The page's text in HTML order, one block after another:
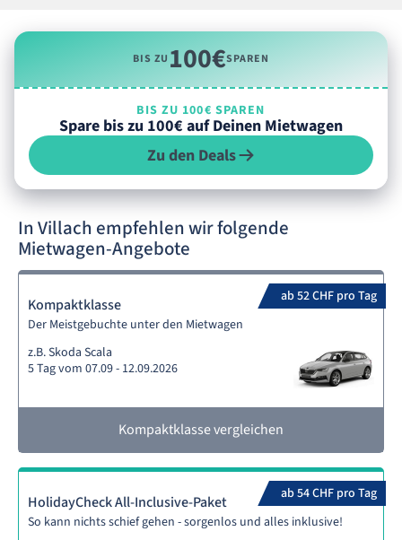
BIS ZU100€SPAREN
BIS ZU 100€ SPAREN
Spare bis zu 100€ auf Deinen Mietwagen
Zu den Deals
In Villach empfehlen wir folgende
Mietwagen-Angebote
ab 52 CHF pro Tag
Kompaktklasse
Der Meistgebuchte unter den Mietwagen
z.B. Skoda Scala
5 Tag vom 07.09 - 12.09.2026
Kompaktklasse vergleichen
ab 54 CHF pro Tag
HolidayCheck All-Inclusive-Paket
So kann nichts schief gehen - sorgenlos und alles inklusive!